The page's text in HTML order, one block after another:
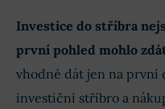
Investice do stříbra
první pohled mohlo
vhodné dát jen na první
investiční stříbro a